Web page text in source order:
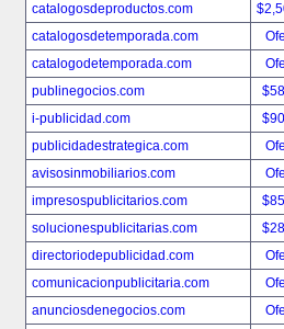
catalogosdeproductos.com
catalogosdetemporada.com
catalogodetemporada.com
publinegocios.com
i-publicidad.com
publicidadestrategica.com
avisosinmobiliarios.com
impresospublicitarios.com
solucionespublicitarias.com
directoriodepublicidad.com
comunicacionpublicitaria.com
anunciosdenegocios.com